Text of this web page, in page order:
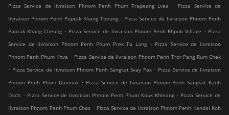
Pizza Service de livraison Phnom Penh Phum Trapeang Lvea
. Pizza Service de
livraison Phnom Penh Paprak Khang Tboung . Pizza Service de livraison Phnom Penh
Paprak Khang Cheung . Pizza Service de livraison Phnom Penh Khpob Village . Pizza
Service de livraison Phnom Penh Phum Prek Ta Long
. Pizza Service de livraison
Phnom Penh Phum Khva . Pizza Service de livraison Phnom Penh Tror Pang Rum Chek
. Pizza Service de livraison Phnom Penh Sangkat Svay Pak . Pizza Service de livraison
Phnom Penh Phum Damnak . Pizza Service de livraison Phnom Penh Sangkat Kaoh
Dach . Pizza Service de livraison Phnom Penh Phum Kouk Khleang . Pizza Service de
livraison Phnom Penh Phum Ches . Pizza Service de livraison Phnom Penh Kandal Koh